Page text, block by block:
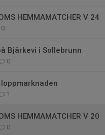
HEMMAMATCHER V 24
0
Bjärkevi i Sollebrunn
0
1
HEMMAMATCHER V 20
0